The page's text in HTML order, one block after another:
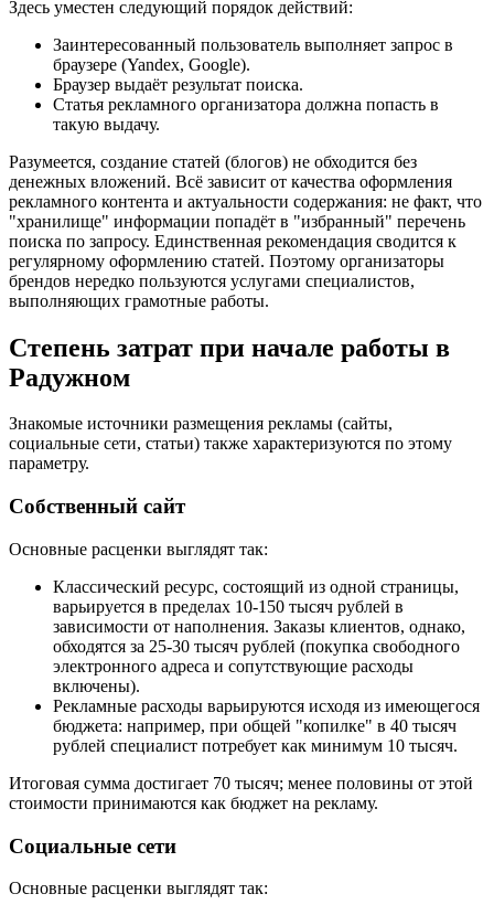
Здесь уместен следующий порядок действий:
Заинтересованный пользователь выполняет запрос в
браузере (Yandex, Google).
Браузер выдаёт результат поиска.
Статья рекламного организатора должна попасть в
такую выдачу.
Разумеется, создание статей (блогов) не обходится без
денежных вложений. Всё зависит от качества оформления
рекламного контента и актуальности содержания: не факт, что
"хранилище" информации попадёт в "избранный" перечень
поиска по запросу. Единственная рекомендация сводится к
регулярному оформлению статей. Поэтому организаторы
брендов нередко пользуются услугами специалистов,
выполняющих грамотные работы.
Степень затрат при начале работы в
Радужном
Знакомые источники размещения рекламы (сайты,
социальные сети, статьи) также характеризуются по этому
параметру.
Собственный сайт
Основные расценки выглядят так:
Классический ресурс, состоящий из одной страницы,
варьируется в пределах 10-150 тысяч рублей в
зависимости от наполнения. Заказы клиентов, однако,
обходятся за 25-30 тысяч рублей (покупка свободного
электронного адреса и сопутствующие расходы
включены).
Рекламные расходы варьируются исходя из имеющегося
бюджета: например, при общей "копилке" в 40 тысяч
рублей специалист потребует как минимум 10 тысяч.
Итоговая сумма достигает 70 тысяч; менее половины от этой
стоимости принимаются как бюджет на рекламу.
Социальные сети
Основные расценки выглядят так: